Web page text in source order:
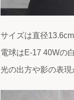
サイズは直径
電球はE-17 40Wの
光の出方や影の表現